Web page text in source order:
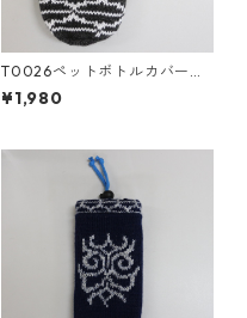
T0026ペットボトルカバー／
津田命子デザインアイヌ文様
編み込みペットボトルカバー c
¥1,980